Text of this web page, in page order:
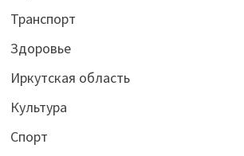
Транспорт
Здоровье
Иркутская область
Культура
Спорт